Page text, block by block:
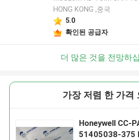
HONG KONG ,중국
5.0
확인된 공급자
더 많은 것을 전망하
가장 저렴 한 가격
Honeywell CC-
51405038-375